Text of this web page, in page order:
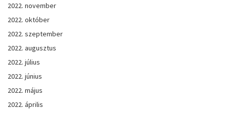
2022. november
2022. október
2022. szeptember
2022. augusztus
2022. július
2022. június
2022. május
2022. április